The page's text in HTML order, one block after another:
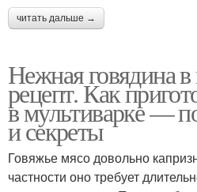
читать дальше →
Нежная говядина в
рецепт. Как
в мультиварке —
и секреты
Говяжье мясо довольно
частности оно требует